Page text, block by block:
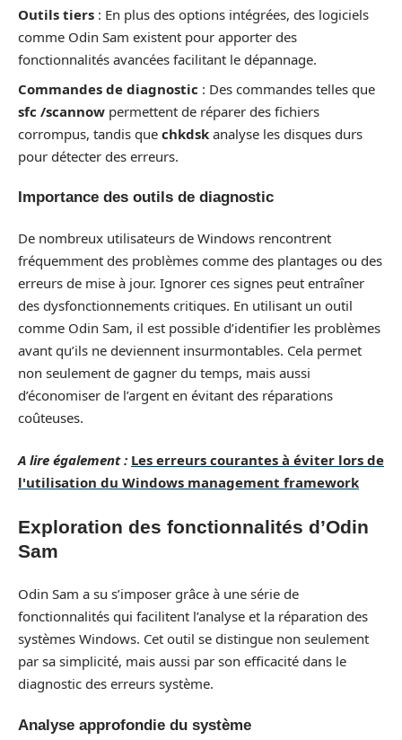
Outils tiers : En plus des options intégrées, des logiciels
comme Odin Sam existent pour apporter des
fonctionnalités avancées facilitant le dépannage.
Commandes de diagnostic : Des commandes telles que
sfc /scannow permettent de réparer des fichiers
corrompus, tandis que chkdsk analyse les disques durs
pour détecter des erreurs.
Importance des outils de diagnostic
De nombreux utilisateurs de Windows rencontrent
fréquemment des problèmes comme des plantages ou des
erreurs de mise à jour. Ignorer ces signes peut entraîner
des dysfonctionnements critiques. En utilisant un outil
comme Odin Sam, il est possible d’identifier les problèmes
avant qu’ils ne deviennent insurmontables. Cela permet
non seulement de gagner du temps, mais aussi
d’économiser de l’argent en évitant des réparations
coûteuses.
A lire également : Les erreurs courantes à éviter lors de
l'utilisation du Windows management framework
Exploration des fonctionnalités d’Odin
Sam
Odin Sam a su s’imposer grâce à une série de
fonctionnalités qui facilitent l’analyse et la réparation des
systèmes Windows. Cet outil se distingue non seulement
par sa simplicité, mais aussi par son efficacité dans le
diagnostic des erreurs système.
Analyse approfondie du système